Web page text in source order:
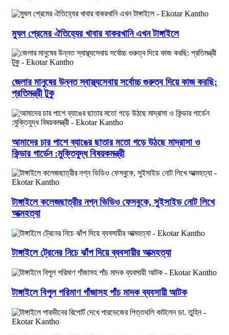
মুঘল প্রেমের ঐতিহ্যের খাবার বাকরখানি এখন টাঙ্গাইলে
জেলার মানুষের উন্নত স্বাস্থ্যসেবায় সর্বোচ্চ গুরুত্ব দিয়ে কাজ করছি:
প্রতিমন্ত্রী টুকু
আমাদের চার পাশে ব্যাঙের ছাতার মতো গড়ে উঠছে মাদ্রাসা ও
কিন্ডার গার্ডেন :মুক্তিযুদ্ধ বিষয়কমন্ত্রী
টাঙ্গাইলে কলেজছাত্রীর নগ্ন ভিডিও ফেসবুকে, সুইসাইড নোট লিখে
আত্মহত্যা
টাঙ্গাইলে ট্রেনের নিচে ঝাঁপ দিয়ে ব্যবসায়ীর আত্মহত্যা
টাঙ্গাইলে বিপুল পরিমাণ গাঁজাসহ পাঁচ মাদক ব্যবসায়ী আটক